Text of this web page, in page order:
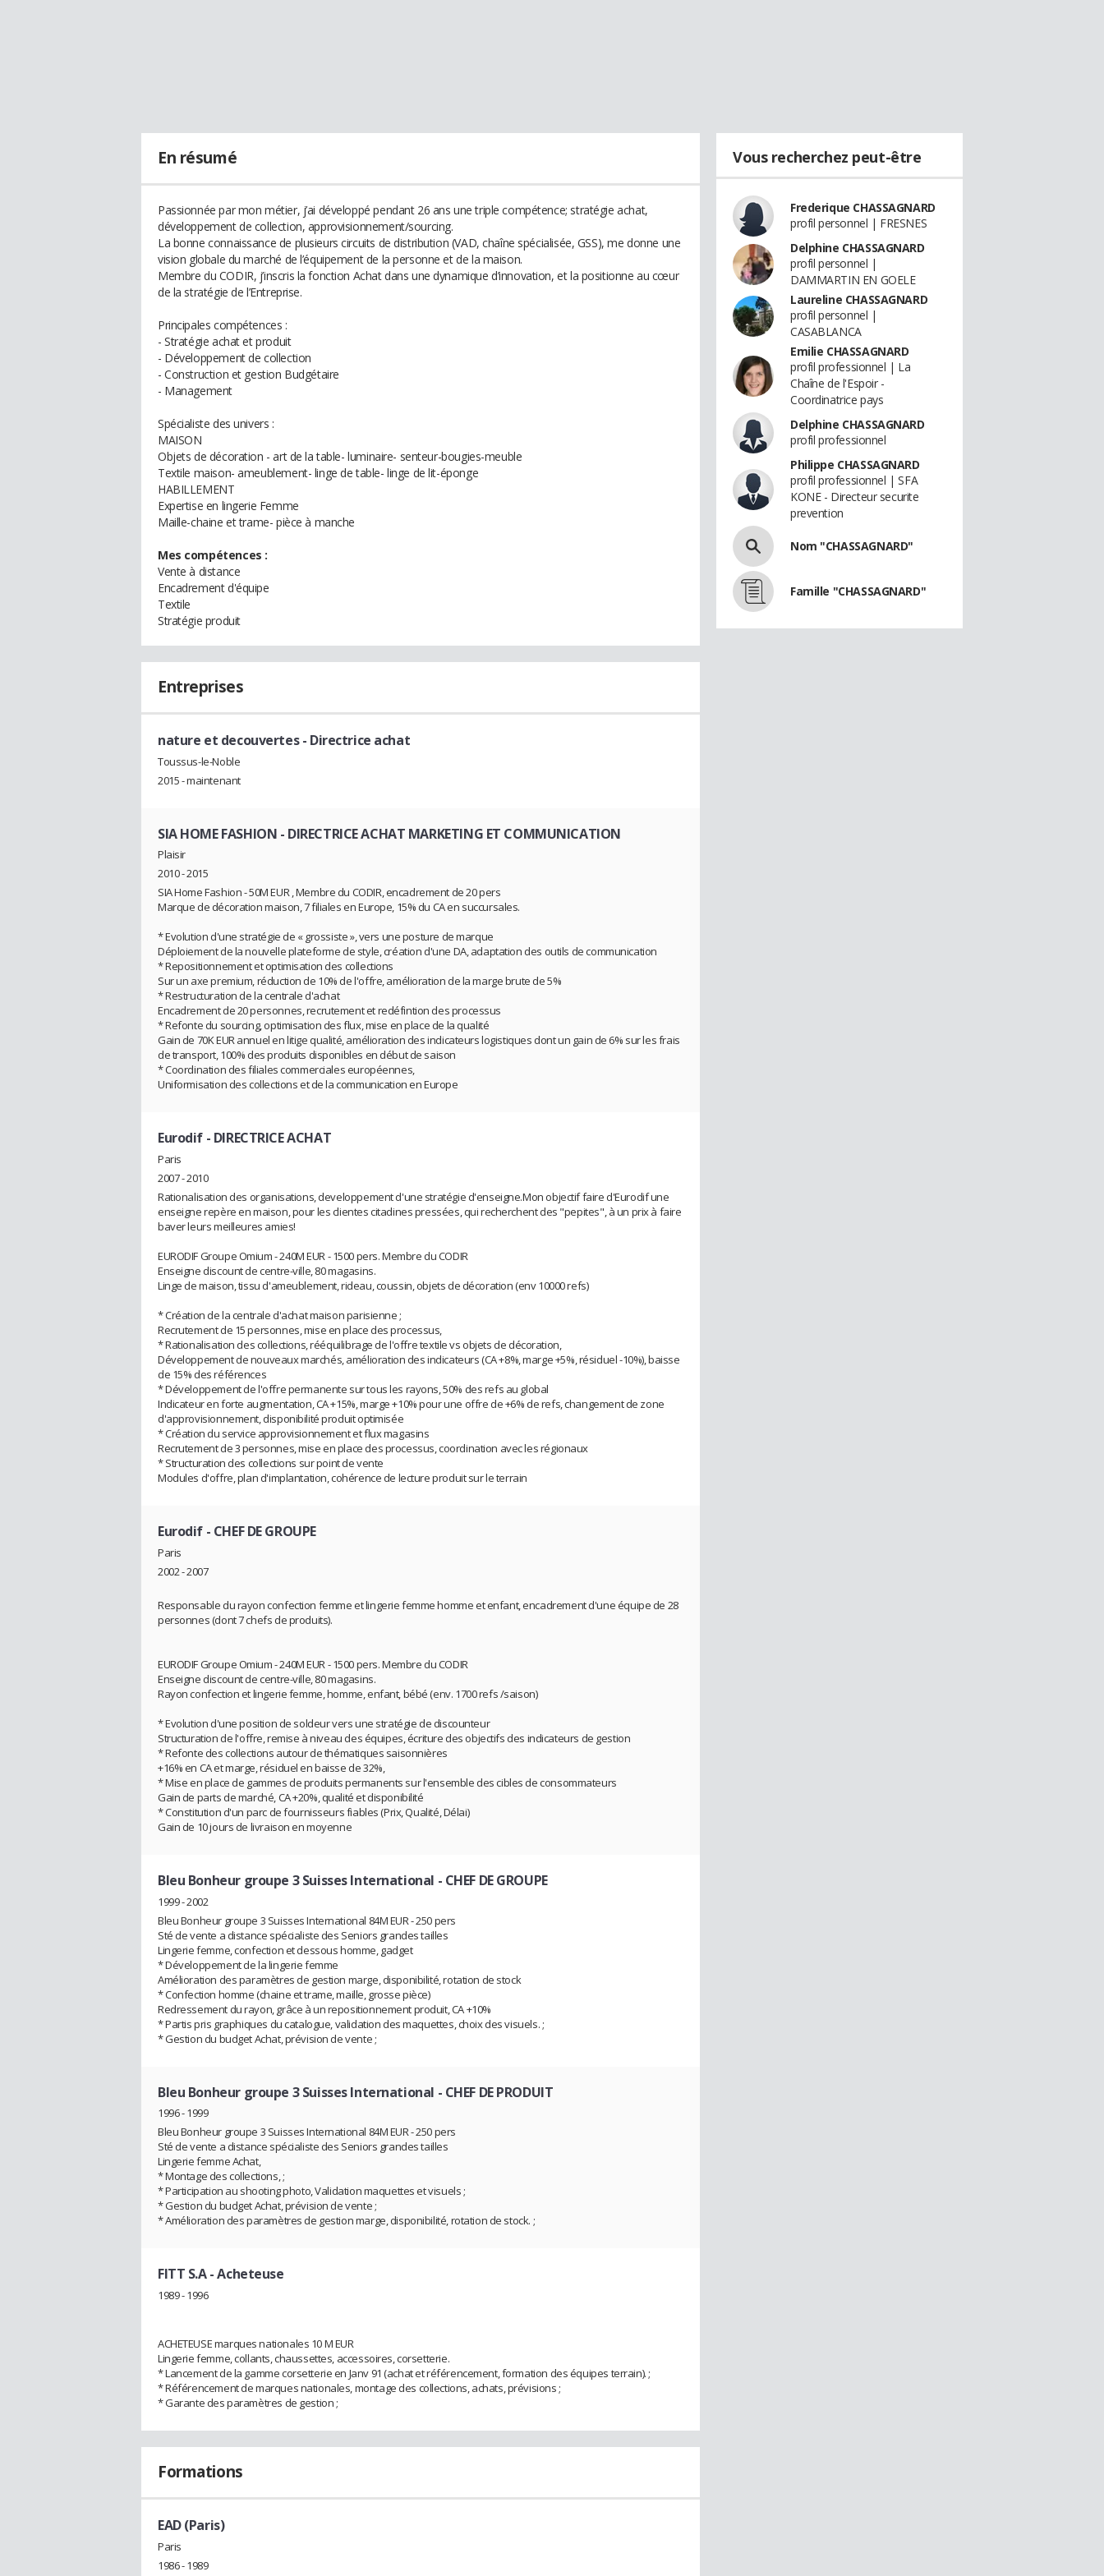
En résumé
Passionnée par mon métier, j’ai développé pendant 26 ans une triple compétence; stratégie achat,
développement de collection, approvisionnement/sourcing.
La bonne connaissance de plusieurs circuits de distribution (VAD, chaîne spécialisée, GSS), me donne une
vision globale du marché de l’équipement de la personne et de la maison.
Membre du CODIR, j’inscris la fonction Achat dans une dynamique d’innovation, et la positionne au cœur
de la stratégie de l’Entreprise.
Principales compétences :
- Stratégie achat et produit
- Développement de collection
- Construction et gestion Budgétaire
- Management
Spécialiste des univers :
MAISON
Objets de décoration - art de la table- luminaire- senteur-bougies-meuble
Textile maison- ameublement- linge de table- linge de lit-éponge
HABILLEMENT
Expertise en lingerie Femme
Maille-chaine et trame- pièce à manche
Mes compétences :
Vente à distance
Encadrement d'équipe
Textile
Stratégie produit
Entreprises
nature et decouvertes- Directrice achat
Toussus-le-Noble
2015 - maintenant
SIA HOME FASHION - DIRECTRICE ACHAT MARKETING ET COMMUNICATION
Plaisir
2010 - 2015
SIA Home Fashion - 50M EUR , Membre du CODIR, encadrement de 20 pers
Marque de décoration maison, 7 filiales en Europe, 15% du CA en succursales.
* Evolution d'une stratégie de « grossiste », vers une posture de marque
Déploiement de la nouvelle plateforme de style, création d'une DA, adaptation des outils de communication
* Repositionnement et optimisation des collections
Sur un axe premium, réduction de 10% de l'offre, amélioration de la marge brute de 5%
* Restructuration de la centrale d'achat
Encadrement de 20 personnes, recrutement et redéfintion des processus
* Refonte du sourcing, optimisation des flux, mise en place de la qualité
Gain de 70K EUR annuel en litige qualité, amélioration des indicateurs logistiques dont un gain de 6% sur les frais
de transport, 100% des produits disponibles en début de saison
* Coordination des filiales commerciales européennes,
Uniformisation des collections et de la communication en Europe
Eurodif - DIRECTRICE ACHAT
Paris
2007 - 2010
Rationalisation des organisations, developpement d'une stratégie d'enseigne.Mon objectif faire d'Eurodif une
enseigne repère en maison, pour les clientes citadines pressées, qui recherchent des "pepites", à un prix à faire
baver leurs meilleures amies!
EURODIF Groupe Omium - 240M EUR - 1500 pers. Membre du CODIR
Enseigne discount de centre-ville, 80 magasins.
Linge de maison, tissu d'ameublement, rideau, coussin, objets de décoration (env 10000 refs)
* Création de la centrale d'achat maison parisienne ;
Recrutement de 15 personnes, mise en place des processus,
* Rationalisation des collections, rééquilibrage de l'offre textile vs objets de décoration,
Développement de nouveaux marchés, amélioration des indicateurs (CA +8%, marge +5%, résiduel -10%), baisse
de 15% des références
* Développement de l'offre permanente sur tous les rayons, 50% des refs au global
Indicateur en forte augmentation, CA +15%, marge +10% pour une offre de +6% de refs, changement de zone
d'approvisionnement, disponibilité produit optimisée
* Création du service approvisionnement et flux magasins
Recrutement de 3 personnes, mise en place des processus, coordination avec les régionaux
* Structuration des collections sur point de vente
Modules d'offre, plan d'implantation, cohérence de lecture produit sur le terrain
Eurodif - CHEF DE GROUPE
Paris
2002 - 2007
Responsable du rayon confection femme et lingerie femme homme et enfant, encadrement d'une équipe de 28
personnes (dont 7 chefs de produits).
EURODIF Groupe Omium - 240M EUR - 1500 pers. Membre du CODIR
Enseigne discount de centre-ville, 80 magasins.
Rayon confection et lingerie femme, homme, enfant, bébé (env. 1700 refs /saison)
* Evolution d'une position de soldeur vers une stratégie de discounteur
Structuration de l'offre, remise à niveau des équipes, écriture des objectifs des indicateurs de gestion
* Refonte des collections autour de thématiques saisonnières
+16% en CA et marge, résiduel en baisse de 32%,
* Mise en place de gammes de produits permanents sur l'ensemble des cibles de consommateurs
Gain de parts de marché, CA +20%, qualité et disponibilité
* Constitution d'un parc de fournisseurs fiables (Prix, Qualité, Délai)
Gain de 10 jours de livraison en moyenne
Bleu Bonheur groupe 3 Suisses International - CHEF DE GROUPE
1999 - 2002
Bleu Bonheur groupe 3 Suisses International 84M EUR - 250 pers
Sté de vente a distance spécialiste des Seniors grandes tailles
Lingerie femme, confection et dessous homme, gadget
* Développement de la lingerie femme
Amélioration des paramètres de gestion marge, disponibilité, rotation de stock
* Confection homme (chaine et trame, maille, grosse pièce)
Redressement du rayon, grâce à un repositionnement produit, CA +10%
* Partis pris graphiques du catalogue, validation des maquettes, choix des visuels. ;
* Gestion du budget Achat, prévision de vente ;
Bleu Bonheur groupe 3 Suisses International - CHEF DE PRODUIT
1996 - 1999
Bleu Bonheur groupe 3 Suisses International 84M EUR - 250 pers
Sté de vente a distance spécialiste des Seniors grandes tailles
Lingerie femme Achat,
* Montage des collections, ;
* Participation au shooting photo, Validation maquettes et visuels ;
* Gestion du budget Achat, prévision de vente ;
* Amélioration des paramètres de gestion marge, disponibilité, rotation de stock. ;
FITT S.A- Acheteuse
1989 - 1996
ACHETEUSE marques nationales 10 M EUR
Lingerie femme, collants, chaussettes, accessoires, corsetterie.
* Lancement de la gamme corsetterie en Janv 91 (achat et référencement, formation des équipes terrain). ;
* Référencement de marques nationales, montage des collections, achats, prévisions ;
* Garante des paramètres de gestion ;
Formations
EAD (Paris)
Paris
1986 - 1989
Vous recherchez peut-être
Frederique CHASSAGNARD
profil personnel | FRESNES
Delphine CHASSAGNARD
profil personnel |
DAMMARTIN EN GOELE
Laureline CHASSAGNARD
profil personnel |
CASABLANCA
Emilie CHASSAGNARD
profil professionnel | La
Chaîne de l'Espoir -
Coordinatrice pays
Delphine CHASSAGNARD
profil professionnel
Philippe CHASSAGNARD
profil professionnel | SFA
KONE - Directeur securite
prevention
Nom "CHASSAGNARD"
Famille "CHASSAGNARD"